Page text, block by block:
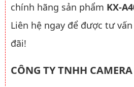
chính hãng sản phẩm KX-
Liên hệ ngay để được tư
đãi!
CÔNG TY TNHH